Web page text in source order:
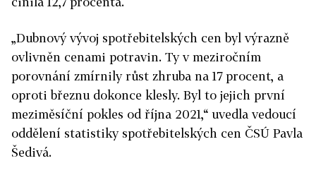
„Dubnový vývoj spotřebitelských cen byl výrazně
ovlivněn cenami potravin. Ty v meziročním
porovnání zmírnily růst zhruba na 17 procent, a
oproti březnu dokonce klesly. Byl to jejich první
meziměsíční pokles od října 2021,“ uvedla vedoucí
oddělení statistiky spotřebitelských cen ČSÚ Pavla
Šedivá.